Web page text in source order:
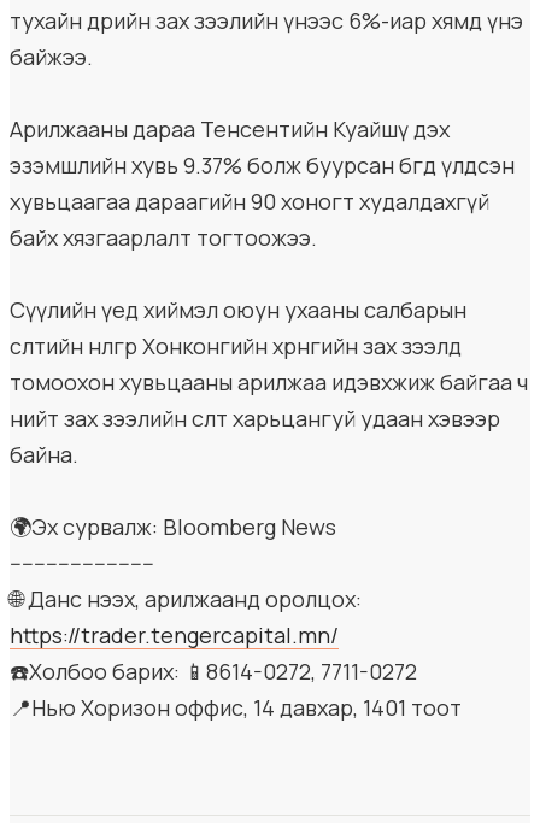
тухайн өдрийн зах зээлийн үнээс 6%-иар хямд үнэ
байжээ.
Арилжааны дараа Тенсентийн Куайшөү дэх
эзэмшлийн хувь 9.37% болж буурсан бөгөөд үлдсэн
хувьцаагаа дараагийн 90 хоногт худалдахгүй
байх хязгаарлалт тогтоожээ.
Сүүлийн үед хиймэл оюун ухааны салбарын
өсөлтийн нөлөөгөөр Хонконгийн хөрөнгийн зах зээлд
томоохон хувьцааны арилжаа идэвхжиж байгаа ч
нийт зах зээлийн өсөлт харьцангуй удаан хэвээр
байна.
🌍Эх сурвалж: Bloomberg News
------------------------
🌐 Данс нээх, арилжаанд оролцох:
https://trader.tengercapital.mn/
☎️Холбоо барих: 📱8614-0272, 7711-0272
📍Нью Хоризон оффис, 14 давхар, 1401 тоот